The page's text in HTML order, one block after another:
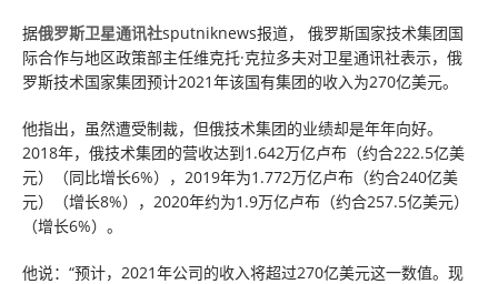
据俄罗斯卫星通讯社sputniknews报道， 俄罗斯国家技术集团国
际合作与地区政策部主任维克托·克拉多夫对卫星通讯社表示，俄
罗斯技术国家集团预计2021年该国有集团的收入为270亿美元。
他指出，虽然遭受制裁，但俄技术集团的业绩却是年年向好。
2018年，俄技术集团的营收达到1.642万亿卢布（约合222.5亿美
元）（同比增长6%），2019年为1.772万亿卢布（约合240亿美
元）（增长8%），2020年约为1.9万亿卢布（约合257.5亿美元）
（增长6%）。
他说：“预计，2021年公司的收入将超过270亿美元这一数值。现